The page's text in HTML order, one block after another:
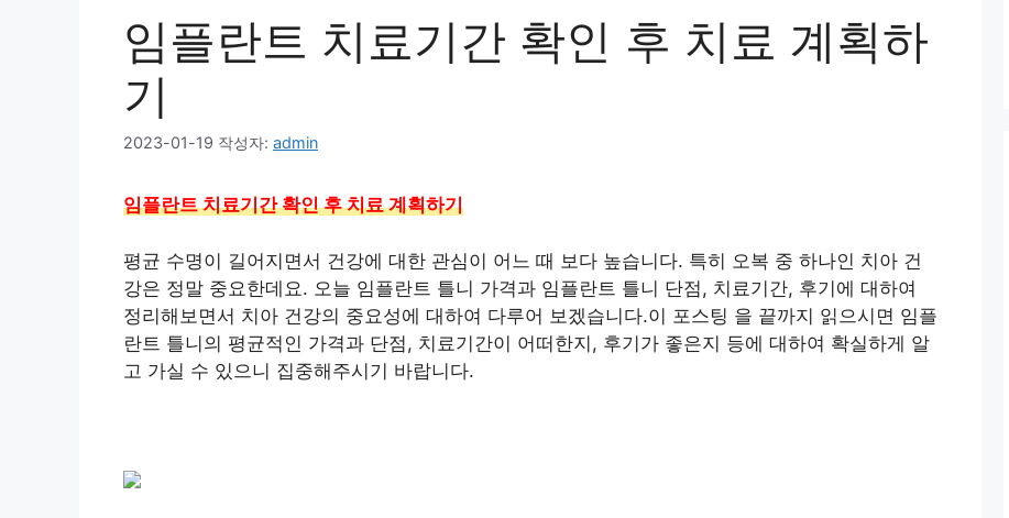
임플란트 치료기간 확인 후 치료 계획하
기
2023-01-19 작성자: admin
임플란트 치료기간 확인 후 치료 계획하기
평균 수명이 길어지면서 건강에 대한 관심이 어느 때 보다 높습니다. 특히 오복 중 하나인 치아 건
강은 정말 중요한데요. 오늘 임플란트 틀니 가격과 임플란트 틀니 단점, 치료기간, 후기에 대하여
정리해보면서 치아 건강의 중요성에 대하여 다루어 보겠습니다.이 포스팅 을 끝까지 읽으시면 임플
란트 틀니의 평균적인 가격과 단점, 치료기간이 어떠한지, 후기가 좋은지 등에 대하여 확실하게 알
고 가실 수 있으니 집중해주시기 바랍니다.